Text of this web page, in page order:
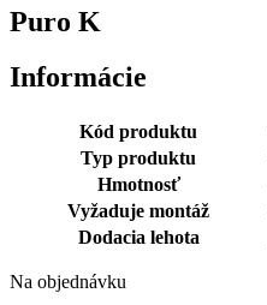
Puro K
Informácie
Kód produktu
Typ produktu
Hmotnosť
Vyžaduje montáž
Dodacia lehota
Na objednávku